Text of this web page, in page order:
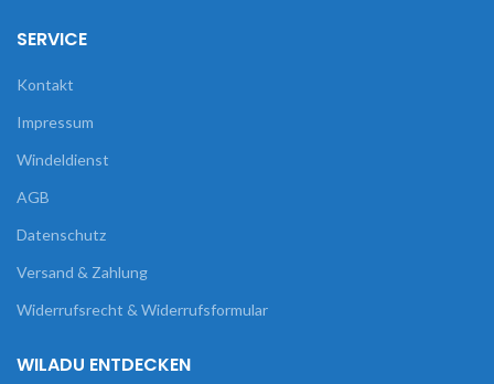
SERVICE
Kontakt
Impressum
Windeldienst
AGB
Datenschutz
Versand & Zahlung
Widerrufsrecht & Widerrufsformular
WILADU ENTDECKEN